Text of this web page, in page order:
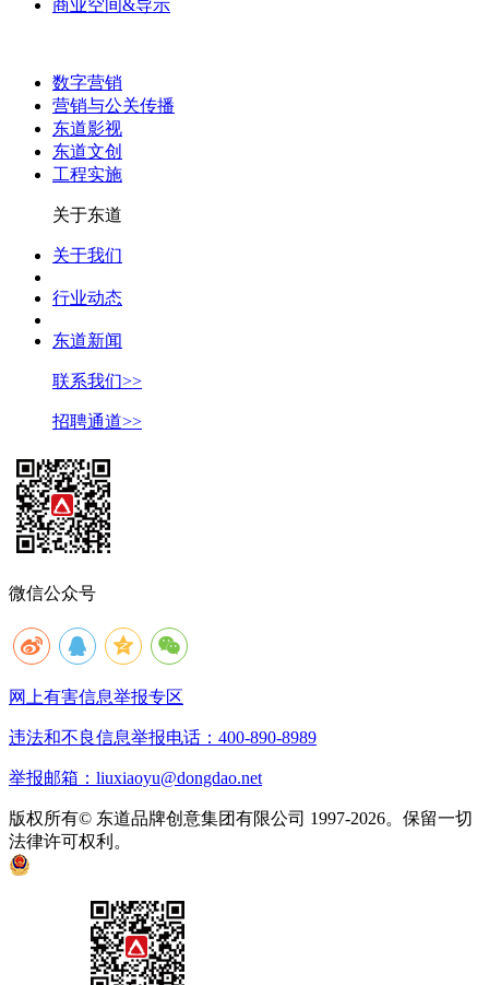
商业空间&导示
数字营销
营销与公关传播
东道影视
东道文创
工程实施
关于东道
关于我们
行业动态
东道新闻
联系我们>>
招聘通道>>
微信公众号
网上有害信息举报专区
违法和不良信息举报电话：400-890-8989
举报邮箱：liuxiaoyu@dongdao.net
版权所有© 东道品牌创意集团有限公司 1997-2026。保留一切
法律许可权利。